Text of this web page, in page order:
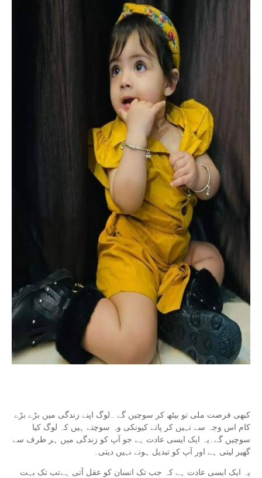
کبھی فرصت ملی تو بیٹھ کر سوچیں گے ۔لوگ اپنے زندگی میں بڑے بڑے
کام اس وجہ سے نہیں کر پاتے کیونکی وہ سوچتے ہیں کہ لوگ کیا
سوچیں گے۔یہ ایک ایسی عادت ہے جو آپ کو زندگی میں ہر طرف سے
گھیر لیتی ہے اور آپ کو تبدیل ہونے نہیں دیتی۔
یہ ایک ایسی عادت ہے کہ جب تک انسان کو عقل آتی ہےتب تک بہت